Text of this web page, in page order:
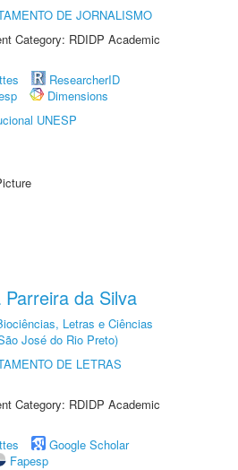
DE JORNALISMO
Category: RDIDP Academic
ResearcherID
Dimensions
UNESP
da Silva
Letras e Ciências
José do Rio Preto)
DE LETRAS
Category: RDIDP Academic
Google Scholar
Fapesp